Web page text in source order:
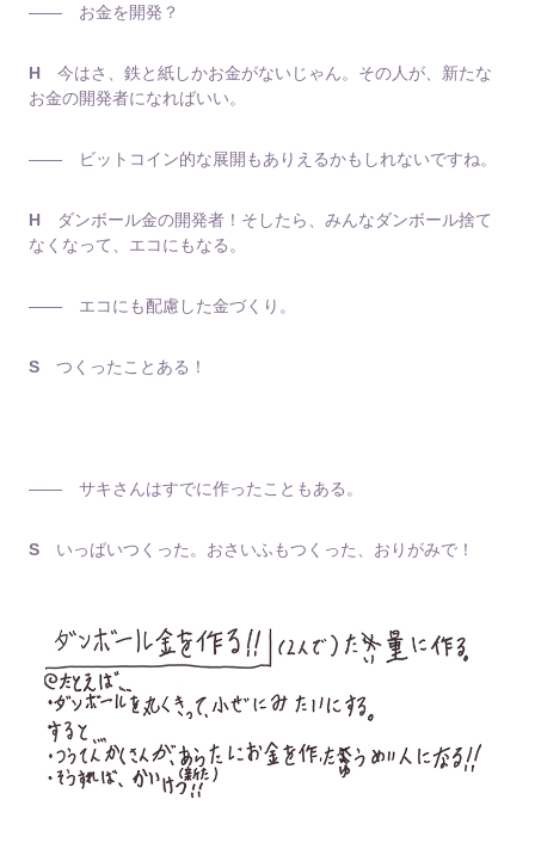
―― お金を開発？
H 今はさ、鉄と紙しかお金がないじゃん。その人が、新たな
お金の開発者になればいい。
―― ビットコイン的な展開もありえるかもしれないですね。
H ダンボール金の開発者！そしたら、みんなダンボール捨て
なくなって、エコにもなる。
―― エコにも配慮した金づくり。
S つくったことある！
―― サキさんはすでに作ったこともある。
S いっばいつくった。おさいふもつくった、おりがみで！